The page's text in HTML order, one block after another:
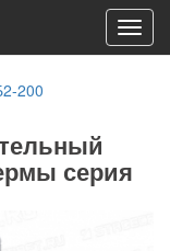
200
серия